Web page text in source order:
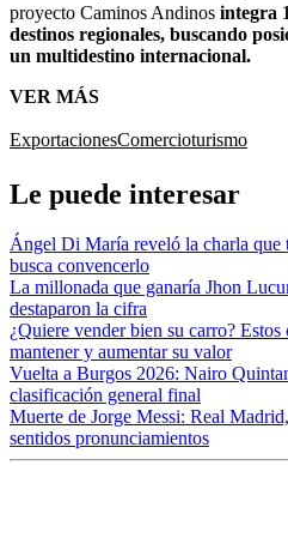
proyecto Caminos Andinos integra
destinos regionales, buscando
un multidestino internacional.
VER MÁS
ExportacionesComercioturismo
Le puede interesar
Ángel Di María reveló la charla que
busca convencerlo
La millonada que ganaría Jhon
destaparon la cifra
¿Quiere vender bien su carro? Estos
mantener y aumentar su valor
Vuelta a Burgos 2026: Nairo
clasificación general final
Muerte de Jorge Messi: Real
sentidos pronunciamientos